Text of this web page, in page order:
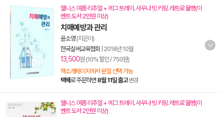
웰니스 여름 리추얼 + 에그 트레이. 사우나 빗 키링. 레트로 물병(이
벤트 도서 2만원 이상)
치매예방과 관리
윤소영(지은이)
한국실버교육협회
2018년 10월
13,500원 (10% 할인 / 750원)
책소개페이지에서 분철 선택 가능
택배로 주문하면 8월 11일 출고 변경
웰니스 여름 리추얼 + 에그 트레이. 사우나 빗 키링. 레트로 물병(이
벤트 도서 2만원 이상)